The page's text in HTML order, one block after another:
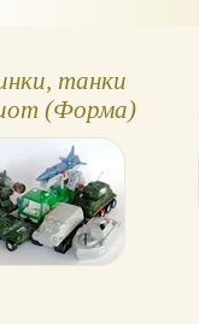
танки
(Форма)
обзор